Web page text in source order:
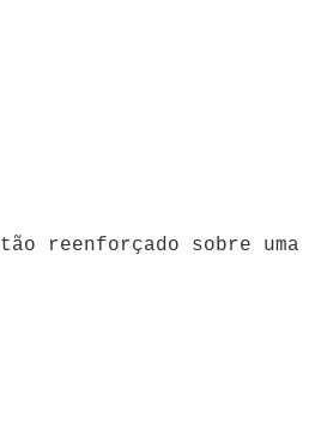
reenforçado sobre uma